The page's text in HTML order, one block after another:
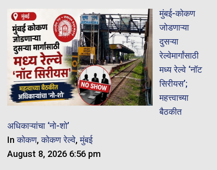
मुंबई-कोकण
जोडणाऱ्या
दुसऱ्या
रेल्वेमार्गांसाठी
मध्य रेल्वे ‘नॉट
सिरीयस’;
महत्त्वाच्या
बैठकीत
अधिकाऱ्यांचा ‘नो-शो’
Inकोकण,कोकण रेल्वे,मुंबई
August 8, 2026 6:56 pm